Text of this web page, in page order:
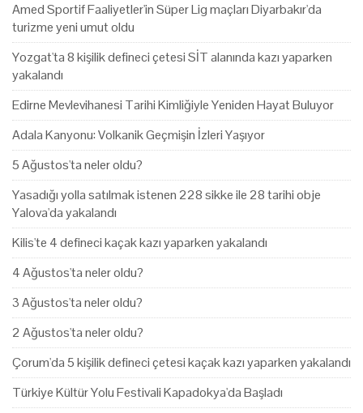
Amed Sportif Faaliyetler'in Süper Lig maçları Diyarbakır'da
turizme yeni umut oldu
Yozgat'ta 8 kişilik defineci çetesi SİT alanında kazı yaparken
yakalandı
Edirne Mevlevihanesi Tarihi Kimliğiyle Yeniden Hayat Buluyor
Adala Kanyonu: Volkanik Geçmişin İzleri Yaşıyor
5 Ağustos'ta neler oldu?
Yasadığı yolla satılmak istenen 228 sikke ile 28 tarihi obje
Yalova'da yakalandı
Kilis'te 4 defineci kaçak kazı yaparken yakalandı
4 Ağustos'ta neler oldu?
3 Ağustos'ta neler oldu?
2 Ağustos'ta neler oldu?
Çorum'da 5 kişilik defineci çetesi kaçak kazı yaparken yakalandı
Türkiye Kültür Yolu Festivali Kapadokya'da Başladı